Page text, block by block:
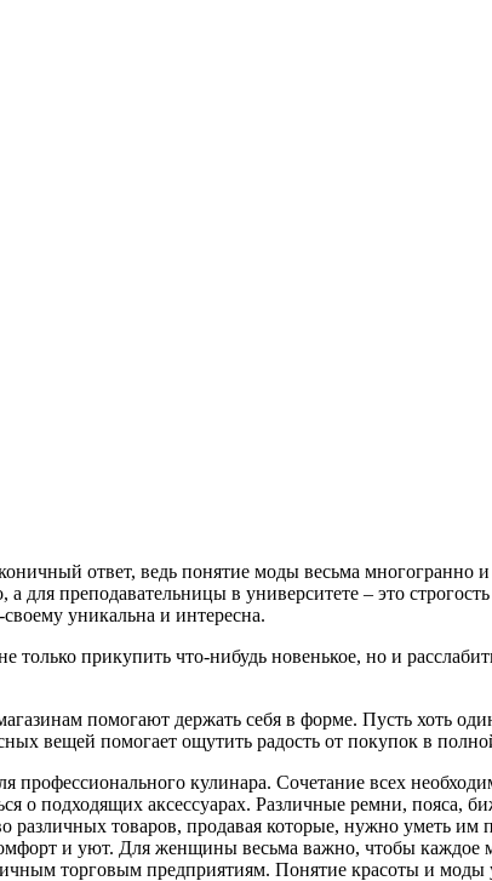
ответ, ведь понятие моды весьма многогранно
для преподавательницы в университете – это
уникальна и интересна.
прикупить что-нибудь новенькое, но и
помогают держать себя в форме. Пусть хоть
вещей помогает ощутить радость от покупок в
профессионального кулинара. Сочетание всех
подходящих аксессуарах. Различные ремни, пояса,
товаров, продавая которые, нужно уметь им
и уют. Для женщины весьма важно, чтобы каждое
торговым предприятиям. Понятие красоты и моды